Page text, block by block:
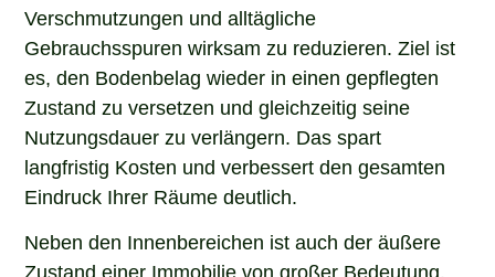
Verschmutzungen und alltägliche
Gebrauchsspuren wirksam zu reduzieren. Ziel ist
es, den Bodenbelag wieder in einen gepflegten
Zustand zu versetzen und gleichzeitig seine
Nutzungsdauer zu verlängern. Das spart
langfristig Kosten und verbessert den gesamten
Eindruck Ihrer Räume deutlich.
Neben den Innenbereichen ist auch der äußere
Zustand einer Immobilie von großer Bedeutung.